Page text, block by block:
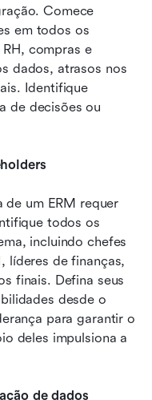
Comece
em todos os
compras e
dados, atrasos nos
Identifique
de decisões ou
um ERM requer
todos os
incluindo chefes
líderes de finanças,
finais. Defina seus
desde o
para garantir o
deles impulsiona a
de dados